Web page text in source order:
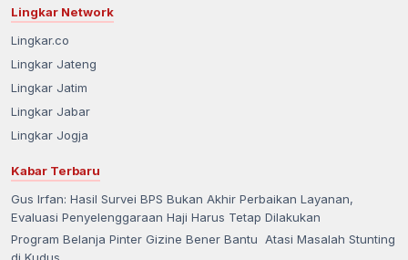
Lingkar Network
Lingkar.co
Lingkar Jateng
Lingkar Jatim
Lingkar Jabar
Lingkar Jogja
Kabar Terbaru
Gus Irfan: Hasil Survei BPS Bukan Akhir Perbaikan Layanan,
Evaluasi Penyelenggaraan Haji Harus Tetap Dilakukan
Program Belanja Pinter Gizine Bener Bantu Atasi Masalah Stunting